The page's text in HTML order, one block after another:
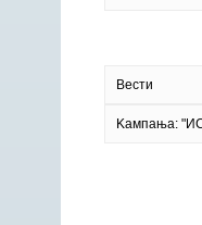
Вести
Kампања: